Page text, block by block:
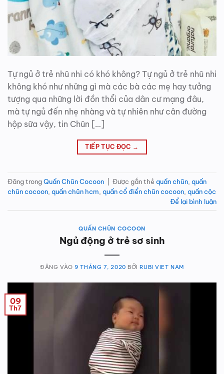
Tự ngủ ở trẻ nhũ nhi có khó không? Tự ngủ ở trẻ nhũ nhi
không khó như những gì mà các bà các mẹ hay tưởng
tượng qua những lời đồn thổi của dân cư mạng đâu,
mà tự ngủ đến nhẹ nhàng và tự nhiên như cân đường
hộp sữa vậy, tin Chũn […]
TIẾP TỤC ĐỌC →
Đăng trongQuấn Chũn Cocoon Được gắn thẻ quấn chũn quấn
chũn cocoon quấn chũn hcm quấn cổ điển chũn cocoon quấn cộc
Để lại bình luận
QUẤN CHŨN COCOON
Ngủ động ở trẻ sơ sinh
ĐĂNG VÀO9 THÁNG 7, 2020 BỞIRUBI VIET NAM
09
Th7